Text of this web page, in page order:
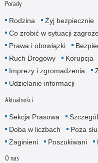
Porady
Rodzina Żyj bezpiecznie
Co zrobić w sytuacji
Prawa i obowiązki
Ruch Drogowy
Korupcja
Imprezy i zgromadzenia
Udzielanie informacji
Aktualności
Sekcja Prasowa
Doba w liczbach
Poza
Zaginieni
Poszukiwani
O nas